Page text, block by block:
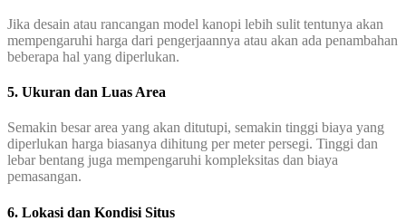
Jika desain atau rancangan model kanopi lebih sulit tentunya akan
mempengaruhi harga dari pengerjaannya atau akan ada penambahan
beberapa hal yang diperlukan.
5. Ukuran dan Luas Area
Semakin besar area yang akan ditutupi, semakin tinggi biaya yang
diperlukan harga biasanya dihitung per meter persegi. Tinggi dan
lebar bentang juga mempengaruhi kompleksitas dan biaya
pemasangan.
6. Lokasi dan Kondisi Situs